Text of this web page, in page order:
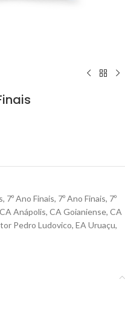
, 7º Ano Finais, 7º Ano Finais, 7º
CA Anápolis, CA Goianiense, CA
Pedro Ludovico, EA Uruaçu,